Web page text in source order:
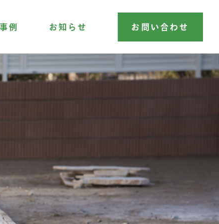
例 お知らせ お問い合わせ